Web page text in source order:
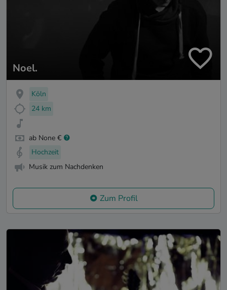
Noel.
Köln
24 km
ab None €
Hochzeit
Musik zum Nachdenken
Zum Profil